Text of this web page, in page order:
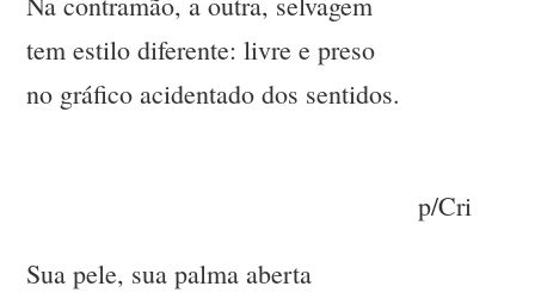
tem estilo diferente: livre e preso
no gráfico acidentado dos sentidos.
p/Cri
Sua pele, sua palma aberta